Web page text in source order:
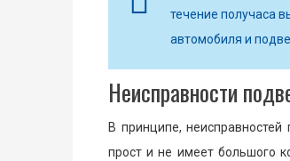
течение получаса
автомобиля и
Неисправности
В принципе, неисправностей
прост и не имеет большого